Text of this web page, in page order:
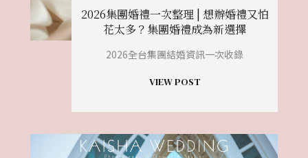
2026集團婚禮一次整理 | 想辦婚禮又怕
花太多？集團婚禮成為新選擇
2026全台集團結婚資訊一次收錄
VIEW POST